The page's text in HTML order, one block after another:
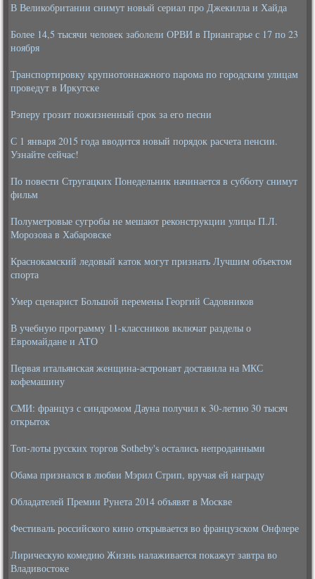
В Великобритании снимут новый сериал про Джекилла и Хайда
Более 14,5 тысячи человек заболели ОРВИ в Приангарье с 17 по 23
ноября
Транспортировку крупнотоннажного парома по городским улицам
проведут в Иркутске
Рэперу грозит пожизненный срок за его песни
С 1 января 2015 года вводится новый порядок расчета пенсии.
Узнайте сейчас!
По повести Стругацких Понедельник начинается в субботу снимут
фильм
Полуметровые сугробы не мешают реконструкции улицы П.Л.
Морозова в Хабаровске
Краснокамский ледовый каток могут признать Лучшим объектом
спорта
Умер сценарист Большой перемены Георгий Садовников
В учебную программу 11-классников включат разделы о
Евромайдане и АТО
Первая итальянская женщина-астронавт доставила на МКС
кофемашину
СМИ: француз с синдромом Дауна получил к 30-летию 30 тысяч
открыток
Топ-лоты русских торгов Sotheby's остались непроданными
Обама признался в любви Мэрил Стрип, вручая ей награду
Обладателей Премии Рунета 2014 объявят в Москве
Фестиваль российского кино открывается во французском Онфлере
Лирическую комедию Жизнь налаживается покажут завтра во
Владивостоке